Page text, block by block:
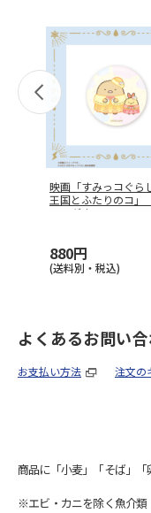
映画「すみっコぐら
王国とふたりのコ
スマグネ
880円
(送料別・税込)
よくあるお問い
お支払い方法 注文の
商品に「小麦」「そば」
※エビ・カニを除く魚介類